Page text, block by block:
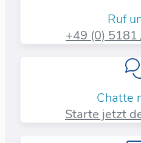
Ruf
+49 (0)
Chatte
Starte jetzt